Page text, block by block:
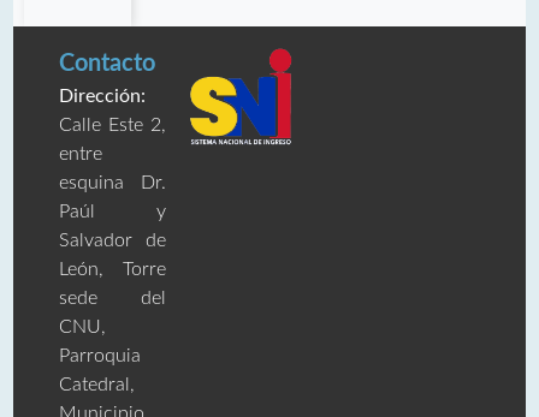
Contacto
Dirección:
Calle Este 2,
entre
esquina Dr.
Paúl y
Salvador de
León, Torre
sede del
CNU,
Parroquia
Catedral,
Municipio